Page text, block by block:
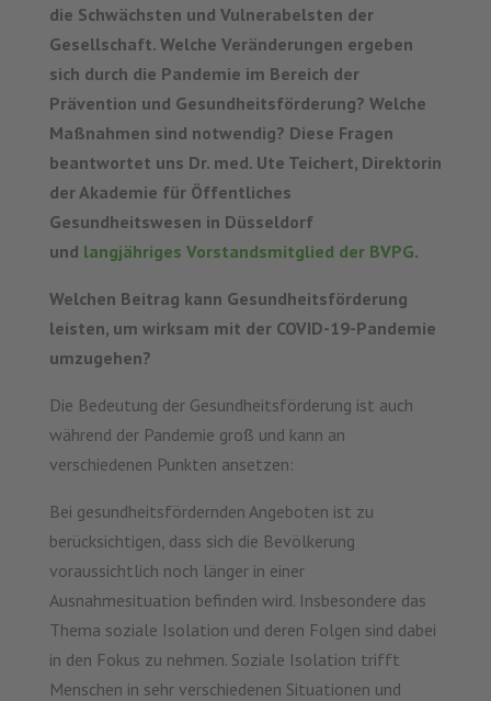
die Schwächsten und Vulnerabelsten der
Gesellschaft. Welche Veränderungen ergeben
sich durch die Pandemie im Bereich der
Prävention und Gesundheitsförderung? Welche
Maßnahmen sind notwendig? Diese Fragen
beantwortet uns Dr. med. Ute Teichert, Direktorin
der Akademie für Öffentliches
Gesundheitswesen in Düsseldorf
und langjähriges Vorstandsmitglied der BVPG.
Welchen Beitrag kann Gesundheitsförderung
leisten, um wirksam mit der COVID-19-Pandemie
umzugehen?
Die Bedeutung der Gesundheitsförderung ist auch
während der Pandemie groß und kann an
verschiedenen Punkten ansetzen:
Bei gesundheitsfördernden Angeboten ist zu
berücksichtigen, dass sich die Bevölkerung
voraussichtlich noch länger in einer
Ausnahmesituation befinden wird. Insbesondere das
Thema soziale Isolation und deren Folgen sind dabei
in den Fokus zu nehmen. Soziale Isolation trifft
Menschen in sehr verschiedenen Situationen und